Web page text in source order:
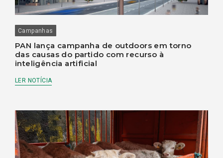
Campanhas
PAN lança campanha de outdoors em torno
das causas do partido com recurso à
inteligência artificial
LER NOTÍCIA